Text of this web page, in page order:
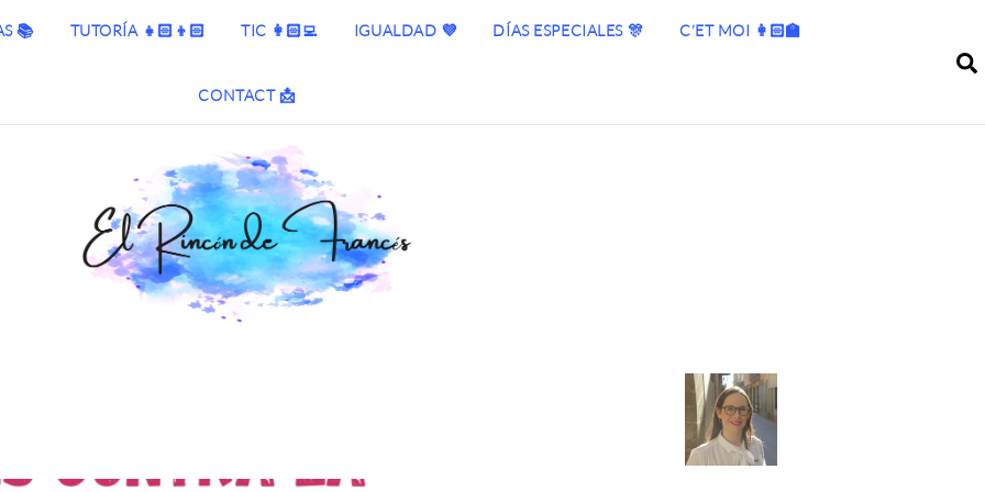
📚 TUTORÍA 👧🏻👦🏻 TIC 👩🏻‍💻 IGUALDAD 💜 DÍAS ESPECIALES 🎊 C’ET MOI 👩🏻‍🏫
CONTACT 📩